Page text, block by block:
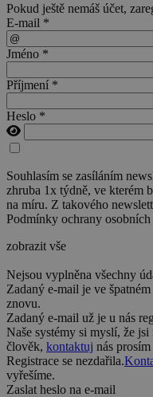
Pokud ještě nemáš účet,
E-mail *
Jméno *
Příjmení *
Heslo *
Souhlasím se zasíláním
zhruba 1x týdně, ve kterém
na míru. Z takového
Podmínky ochrany osobních
zobrazit vše
Nejsou vyplněna všechny
Zadaný e-mail je ve
znovu.
Zadaný e-mail už je u nás
Naše systémy si myslí, že
člověk, kontaktuj nás
Registrace se nezdařila.
vyřešíme.
Zaslat heslo na e-mail